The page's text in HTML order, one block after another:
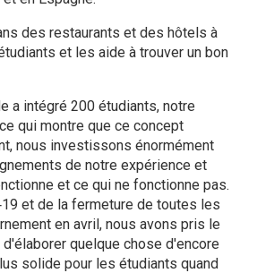
des restaurants et des hôtels à
et les aide à trouver un bon
a intégré 200 étudiants, notre
qui montre que ce concept
nous investissons énormément
de notre expérience et
et ce qui ne fonctionne pas.
et de la fermeture de toutes les
en avril, nous avons pris le
quelque chose d'encore
solide pour les étudiants quand